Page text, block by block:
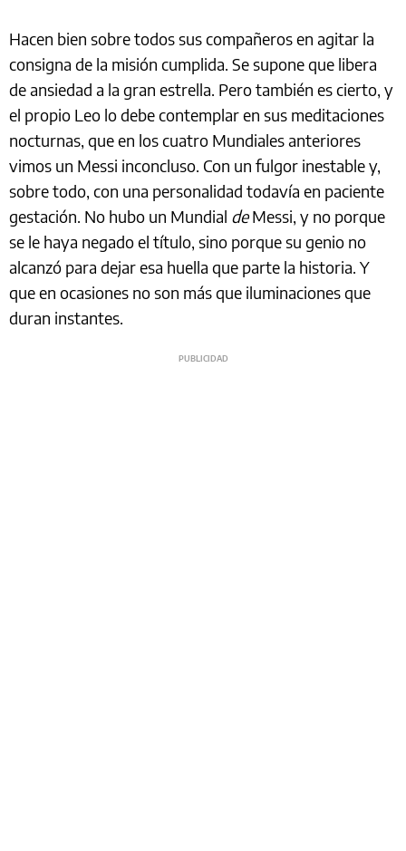
Hacen bien sobre todos sus compañeros en agitar la
consigna de la misión cumplida. Se supone que libera
de ansiedad a la gran estrella. Pero también es cierto, y
el propio Leo lo debe contemplar en sus meditaciones
nocturnas, que en los cuatro Mundiales anteriores
vimos un Messi inconcluso. Con un fulgor inestable y,
sobre todo, con una personalidad todavía en paciente
gestación. No hubo un Mundial deMessi, y no porque
se le haya negado el título, sino porque su genio no
alcanzó para dejar esa huella que parte la historia. Y
que en ocasiones no son más que iluminaciones que
duran instantes.